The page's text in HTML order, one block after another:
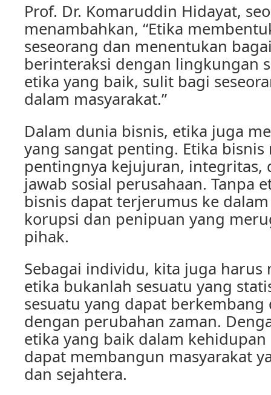
Prof. Dr. Komaruddin Hidayat,
menambahkan, “Etika
seseorang dan menentukan
berinteraksi dengan lingkungan
etika yang baik, sulit bagi
dalam masyarakat.”
Dalam dunia bisnis, etika juga
yang sangat penting. Etika bisnis
pentingnya kejujuran, integritas,
jawab sosial perusahaan. Tanpa
bisnis dapat terjerumus ke
korupsi dan penipuan yang
pihak.
Sebagai individu, kita juga harus
etika bukanlah sesuatu yang
sesuatu yang dapat berkembang
dengan perubahan zaman.
etika yang baik dalam
dapat membangun masyarakat
dan sejahtera.